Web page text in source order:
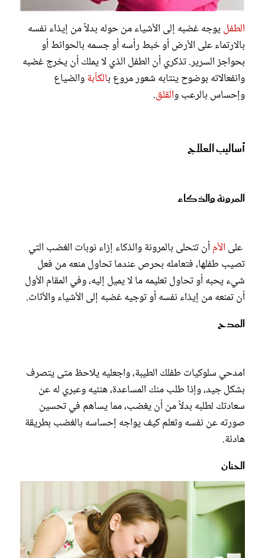
الطفليوجه غضبه إلى الأشياء من حوله بدلاً من إيذاء نفسه
بالارتماء على الأرض أو خبط رأسه أو جسمه بالحوائط أو
بحواجز السرير. تذكري أن الطفل الذي لا يملك أن يخرج غضبه
وانفعالاته بوضوح ينتابه شعور مروع بالكآبةوالضياع
وإحساس بالرعب والقلق.
أساليب العلاج
المرونة والذكاء
على الأمأن تتحلى بالمرونة والذكاء إزاء نوبات الغضب التي
تصيب طفلها، فتعامله بحرص عندما تحاول منعه من فعل
شيء يحبه أو تحاول تعليمه ما لا يميل إليه، وفي المقام الأول
أن تمنعه من إيذاء نفسه أو توجيه غضبه إلى الأشياء والأثاث.
المدح
امدحي سلوكيات طفلك الطيبة، واجعليه يلاحظ متى يتصرف
بشكل جيد، وإذا طلب منك المساعدة، هنئيه وعبري له عن
سعادتك لطلبه بدلاً من أن يغضب، مما يساهم في تحسين
صورته عن نفسه وتعلم كيف يواجه إحساسه بالغضب بطريقة
هادئة.
الحنان